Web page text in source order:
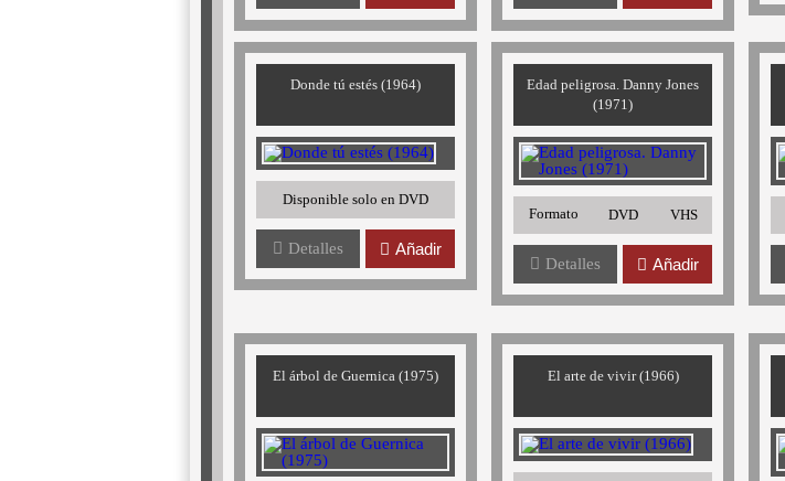
Donde tú estés (1964)
Disponible solo en DVD
Detalles Añadir
Edad peligrosa. Danny Jones
(1971)
Formato DVD VHS
Detalles Añadir
El árbol de Guernica (1975) El arte de vivir (1966)